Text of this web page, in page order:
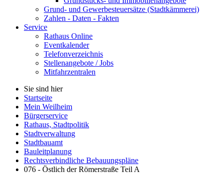
Grund- und Gewerbesteuersätze (Stadtkämmerei)
Zahlen - Daten - Fakten
Service
Rathaus Online
Eventkalender
Telefonverzeichnis
Stellenangebote / Jobs
Mitfahrzentralen
Sie sind hier
Startseite
Mein Weilheim
Bürgerservice
Rathaus, Stadtpolitik
Stadtverwaltung
Stadtbauamt
Bauleitplanung
Rechtsverbindliche Bebauungspläne
076 - Östlich der Römerstraße Teil A